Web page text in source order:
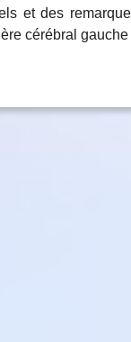
et des
cérébral